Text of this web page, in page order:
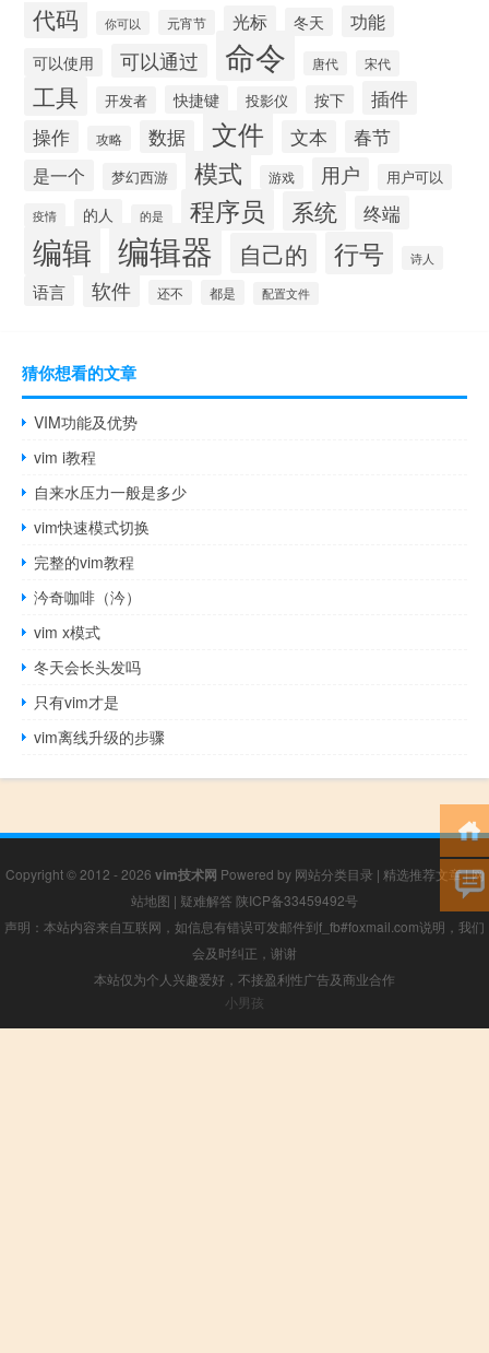
代码 你可以 元宵节 光标 冬天 功能
可以使用 可以通过 命令 唐代 宋代
工具 开发者 快捷键 投影仪 按下 插件
操作 攻略 数据 文件 文本 春节
是一个 梦幻西游 模式 游戏 用户 用户可以
疫情 的人 的是 程序员 系统 终端
编辑 编辑器 自己的 行号 诗人
语言 软件 还不 都是 配置文件
猜你想看的文章
VIM功能及优势
vim i教程
自来水压力一般是多少
vim快速模式切换
完整的vim教程
汵奇咖啡（汵）
vim x模式
冬天会长头发吗
只有vim才是
vim离线升级的步骤
Copyright © 2012 - 2026 vim技术网 Powered by 网站分类目录 | 精选推荐文章|网
站地图 | 疑难解答 陕ICP备33459492号
声明：本站内容来自互联网，如信息有错误可发邮件到f_fb#foxmail.com说明，我们
会及时纠正，谢谢
本站仅为个人兴趣爱好，不接盈利性广告及商业合作
小男孩